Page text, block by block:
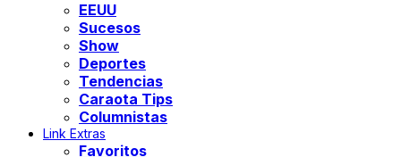
EEUU
Sucesos
Show
Deportes
Tendencias
Caraota Tips
Columnistas
Link Extras
Favoritos